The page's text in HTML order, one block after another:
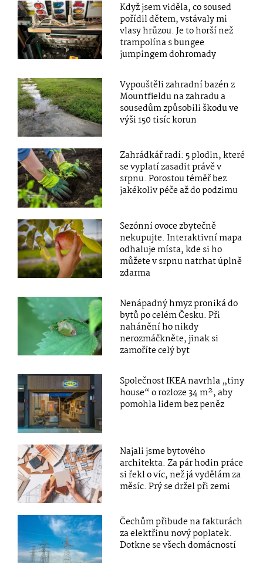
Když jsem viděla, co soused
pořídil dětem, vstávaly mi
vlasy hrůzou. Je to horší než
trampolína s bungee
jumpingem dohromady
Vypouštěli zahradní bazén z
Mountfieldu na zahradu a
sousedům způsobili škodu ve
výši 150 tisíc korun
Zahrádkář radí: 5 plodin, které
se vyplatí zasadit právě v
srpnu. Porostou téměř bez
jakékoliv péče až do podzimu
Sezónní ovoce zbytečně
nekupujte. Interaktivní mapa
odhaluje místa, kde si ho
můžete v srpnu natrhat úplně
zdarma
Nenápadný hmyz proniká do
bytů po celém Česku. Při
nahánění ho nikdy
nerozmáčkněte, jinak si
zamoříte celý byt
Společnost IKEA navrhla „tiny
house“ o rozloze 34 m², aby
pomohla lidem bez peněz
Najali jsme bytového
architekta. Za pár hodin práce
si řekl o víc, než já vydělám za
měsíc. Prý se držel při zemi
Čechům přibude na fakturách
za elektřinu nový poplatek.
Dotkne se všech domácností